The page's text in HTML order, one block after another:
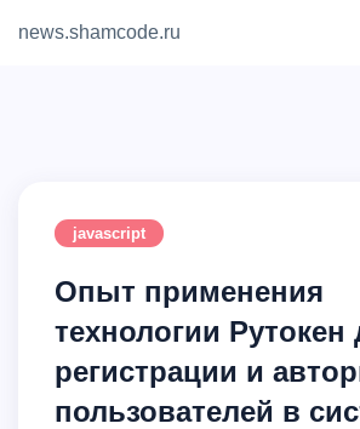
news.shamcode.ru
javascript
Опыт применения
технологии Рутокен
регистрации и
пользователей в